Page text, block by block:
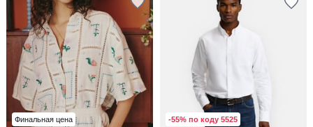
Финальная цена -55% по коду 5525